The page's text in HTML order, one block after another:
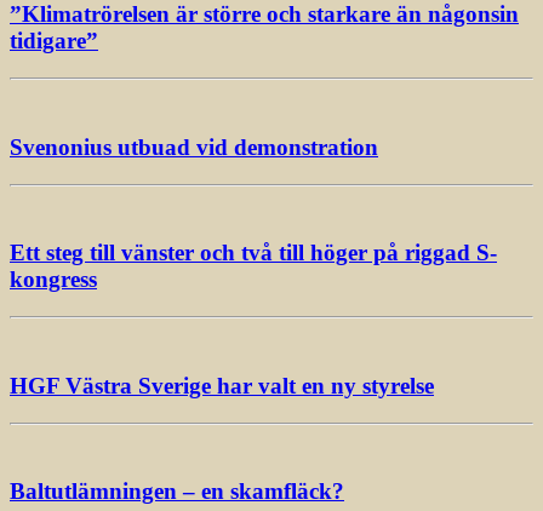
”Klimatrörelsen är större och starkare än någonsin
tidigare”
Svenonius utbuad vid demonstration
Ett steg till vänster och två till höger på riggad S-
kongress
HGF Västra Sverige har valt en ny styrelse
Baltutlämningen – en skamfläck?